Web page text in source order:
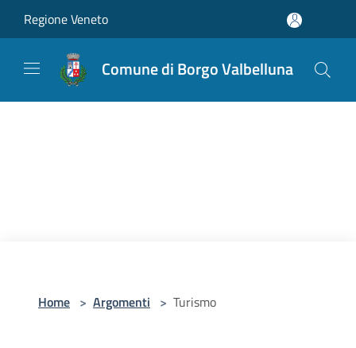
Regione Veneto
Comune di Borgo Valbelluna
Home > Argomenti > Turismo